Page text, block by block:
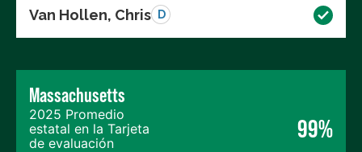
Van Hollen, Chris D
Massachusetts
2025 Promedio
estatal en la Tarjeta
de evaluación
99%